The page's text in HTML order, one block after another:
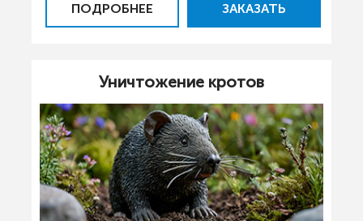
ПОДРОБНЕЕ ЗАКАЗАТЬ
Уничтожение кротов